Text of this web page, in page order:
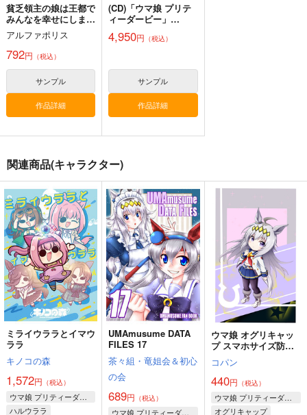
ゴールドシップ風雲録
660
ウマ娘 プリティーダービー
ノーリーズン
カルストンライトオ
カート
ゴールドシップ風雲録
660
ウマ娘 プリティーダービー
オルフェーヴル
ドリームジャーニー
カート カート
ゴールドシップ風雲録
５
雪墨庵
ウマ娘ゴールドシップ
耐水ステッカー
コパン
ウマ娘 マチカネタン
ホイザ耐水ステッカー
コパン
ゴールドシップ風雲録
8
雪墨庵
660円（税込）
ゴールドシップ
サンプル
作品詳細
ゴールドシップ風雲録
9
雪墨庵
660円（税込）
ゴールドシップ
サンプル
作品詳細
ん 自粛明け再起動編
ウラシマモト
（税込）
サンプル
作品詳細
貧乏領主の娘は王都で
みんなを幸せにしま
す 2
アルファポリス
792円 （税込）
サンプル
作品詳細
(CD)「ウマ娘 プリテ
ィーダービー」
4,950円 （税込）
サンプル
作品詳細
関連商品(キャラクター)
ミライウララとイマウ
ララ
キノコの森
1,572円 （税込）
ウマ娘 プリティーダービー
ハルウララ
UMAmusume DATA
FILES 17
茶々組・竜姐会＆初心
の会
689円 （税込）
ウマ娘 プリティーダービー
ウマ娘 オグリキャッ
プ スマホサイズ防水
ステッカー
コパン
440円 （税込）
ウマ娘 プリティーダービー
オグリキャップ